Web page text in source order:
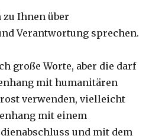
Ihnen über
Verantwortung sprechen.
große Worte, aber die darf
mit humanitären
verwenden, vielleicht
mit einem
und mit dem